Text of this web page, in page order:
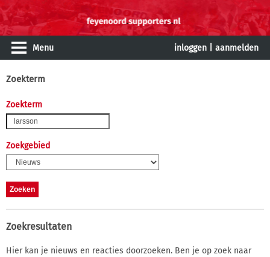
Menu inloggen aanmelden
Zoekterm
Zoekterm
Zoekgebied
Zoekresultaten
Hier kan je nieuws en reacties doorzoeken. Ben je op zoek naar